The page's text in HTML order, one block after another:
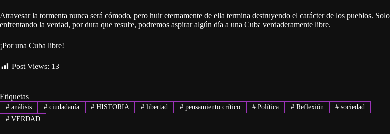
Atravesar la tormenta nunca será cómodo, pero huir eternamente de ella termina destruyendo el carácter de los pueblos. Solo
enfrentando la verdad, por dura que resulte, podremos aspirar algún día a una Cuba verdaderamente libre.
¡Por una Cuba libre!
Post Views: 13
Etiquetas
#análisis #ciudadanía # HISTORIA # libertad # pensamiento crítico #Política #Reflexión # sociedad
#VERDAD